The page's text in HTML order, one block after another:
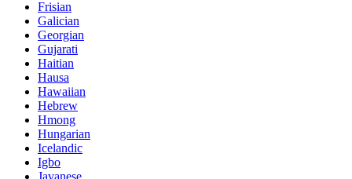
Frisian
Galician
Georgian
Gujarati
Haitian
Hausa
Hawaiian
Hebrew
Hmong
Hungarian
Icelandic
Igbo
Javanese